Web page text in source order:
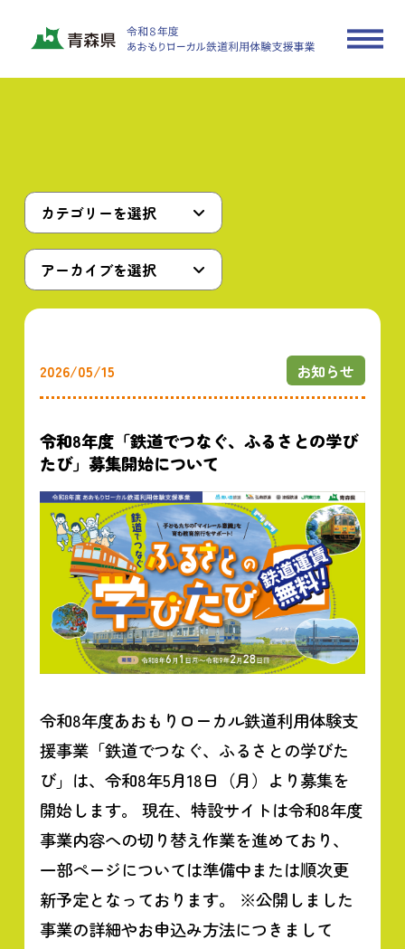
カテゴリーを選択
アーカイブを選択
2026/05/15 お知らせ
令和8年度「鉄道でつなぐ、ふるさとの学び
たび」募集開始について
令和8年度あおもりローカル鉄道利用体験支
援事業「鉄道でつなぐ、ふるさとの学びた
び」は、令和8年5月18日（月）より募集を
開始します。 現在、特設サイトは令和8年度
事業内容への切り替え作業を進めており、
一部ページについては準備中または順次更
新予定となっております。 ※公開しました
事業の詳細やお申込み方法につきまして